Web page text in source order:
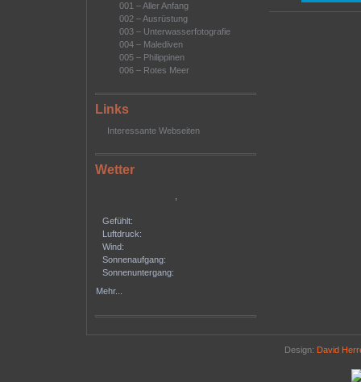
001 – Aller Anfang
002 – Ausrüstung
003 – Unterwasserfotografie
004 – Malediven
005 – Philippinen
006 – Rotes Meer
Links
Interessante Webseiten
Wetter
Gefühlt:
Luftdruck:
Wind:
Sonnenaufgang:
Sonnenuntergang:
Mehr...
Design: David